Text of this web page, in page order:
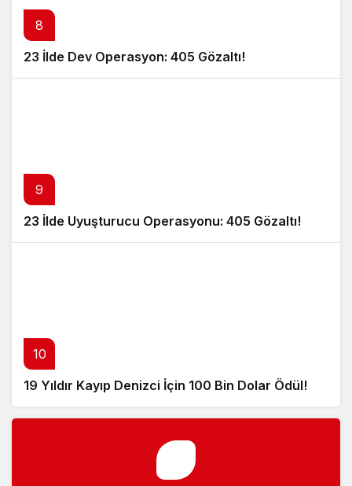
8
23 İlde Dev Operasyon: 405 Gözaltı!
9
23 İlde Uyuşturucu Operasyonu: 405 Gözaltı!
10
19 Yıldır Kayıp Denizci İçin 100 Bin Dolar Ödül!